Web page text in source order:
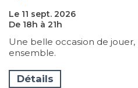
Le 11 sept. 2026
De 18h à 21h
Une belle occasion de
ensemble.
Détails